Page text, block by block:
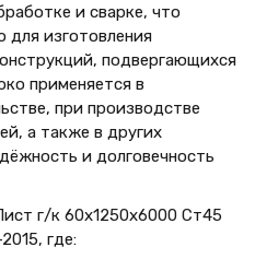
и сварке, что
для изготовления
подвергающихся
применяется в
при производстве
а также в других
и долговечность
г/к 60х1250x6000 Ст45
где: